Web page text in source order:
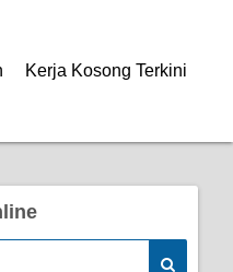
Kerja Kosong Terkini